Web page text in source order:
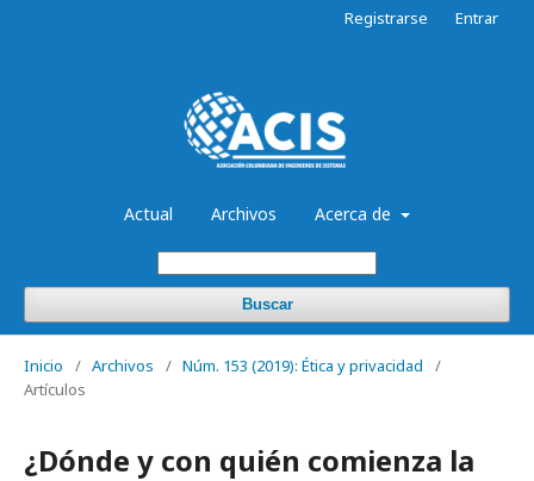
Actual Archivos Acerca de
Buscar
Registrarse Entrar
Inicio / Archivos / Núm. 153 (2019): Ética y privacidad
/
Artículos
¿Dónde y con quién comienza la